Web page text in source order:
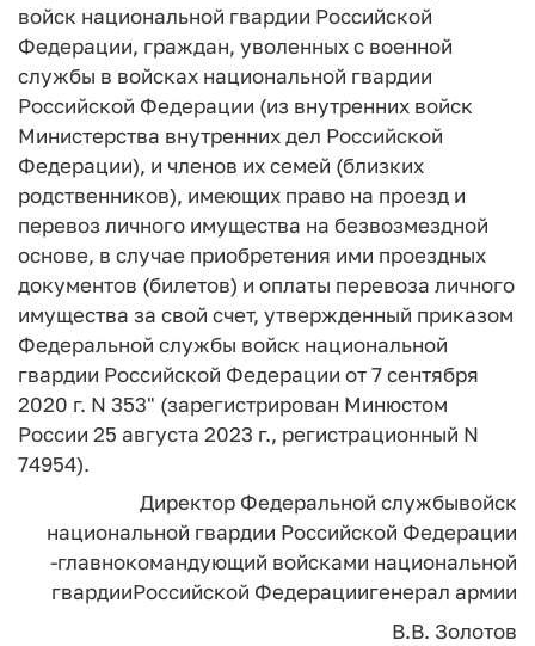
войск национальной гвардии Российской
Федерации, граждан, уволенных с военной
службы в войсках национальной гвардии
Российской Федерации (из внутренних войск
Министерства внутренних дел Российской
Федерации), и членов их семей (близких
родственников), имеющих право на проезд и
перевоз личного имущества на безвозмездной
основе, в случае приобретения ими проездных
документов (билетов) и оплаты перевоза личного
имущества за свой счет, утвержденный приказом
Федеральной службы войск национальной
гвардии Российской Федерации от 7 сентября
2020 г. N 353" (зарегистрирован Минюстом
России 25 августа 2023 г., регистрационный N
74954).
Директор Федеральной службывойск
национальной гвардии Российской Федерации
-главнокомандующий войсками национальной
гвардииРоссийской Федерациигенерал армии
В.В. Золотов